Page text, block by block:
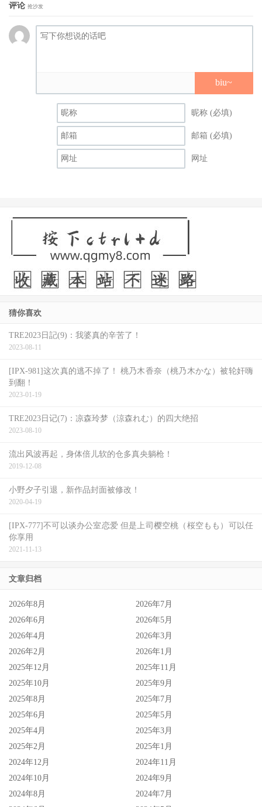
其实这次的TRE她也是焦点，各论坛都提到了她的身形不太
对，现在休业似乎吻合了很多人的猜测；身为业者我无法去
证实什么，大家如果觉得这休业证明了什么那就证明了什
但我能提供的是，东条なつ(东条夏)现在的想法〜
评论 抢沙发
biu~
昵称 (必填)
邮箱 (必填)
网址
猜你喜欢
TRE2023日記(9)：我婆真的辛苦了！
2023-08-11
[IPX-981]这次真的逃不掉了！ 桃乃木香奈（桃乃木かな）被轮奸嗨
到翻！
2023-01-19
TRE2023日记(7)：凉森玲梦（涼森れむ）的四大绝招
2023-08-10
流出风波再起，身体倍儿软的仓多真央躺枪！
2019-12-08
小野夕子引退，新作品封面被修改！
2020-04-19
[IPX-777]不可以谈办公室恋爱 但是上司樱空桃（桜空もも）可以任
你享用
2021-11-13
文章归档
2026年8月
2026年7月
2026年6月
2026年5月
2026年4月
2026年3月
2026年2月
2026年1月
2025年12月
2025年11月
2025年10月
2025年9月
2025年8月
2025年7月
2025年6月
2025年5月
2025年4月
2025年3月
2025年2月
2025年1月
2024年12月
2024年11月
2024年10月
2024年9月
2024年8月
2024年7月